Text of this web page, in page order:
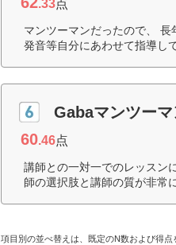
.33点
マンツーマンだったので、 長
発音等自分にあわせて指導し
Gabaマンツー
60.46点
講師との一対一でのレッスン
師の選択肢と講師の質が非常
項目別の並べ替えは、既定のN数および得点